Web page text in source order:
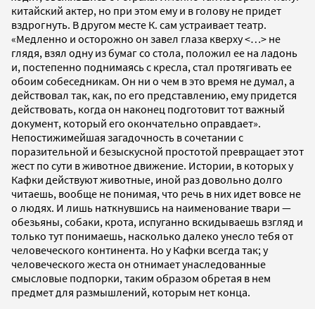
китайский актер, но при этом ему и в голову не придет
вздрогнуть. В другом месте К. сам устраивает театр.
«Медленно и осторожно он завел глаза кверху <…> не
глядя, взял одну из бумаг со стола, положил ее на ладонь
и, постепенно поднимаясь с кресла, стал протягивать ее
обоим собеседникам. Он ни о чем в это время не думал, а
действовал так, как, по его представлению, ему придется
действовать, когда он наконец подготовит тот важный
документ, который его окончательно оправдает».
Непостижимейшая загадочность в сочетании с
поразительной и безыскусной простотой превращает этот
жест по сути в животное движение. Истории, в которых у
Кафки действуют животные, иной раз довольно долго
читаешь, вообще не понимая, что речь в них идет вовсе не
о людях. И лишь наткнувшись на наименование твари —
обезьяны, собаки, крота, испуганно вскидываешь взгляд и
только тут понимаешь, насколько далеко унесло тебя от
человеческого континента. Но у Кафки всегда так; у
человеческого жеста он отнимает унаследованные
смысловые подпорки, таким образом обретая в нем
предмет для размышлений, которым нет конца.